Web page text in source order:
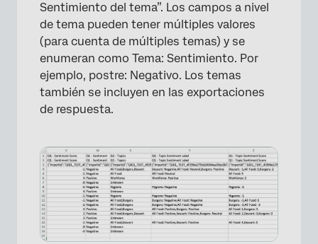
Sentimiento del tema”. Los campos a nivel
de tema pueden tener múltiples valores
(para cuenta de múltiples temas) y se
enumeran como Tema: Sentimiento. Por
ejemplo, postre: Negativo. Los temas
también se incluyen en las exportaciones
de respuesta.